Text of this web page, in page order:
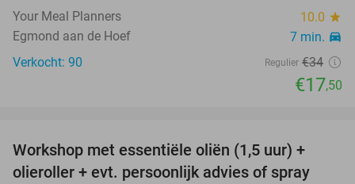
Your Meal Planners 10.0 star
Egmond aan de Hoef 7 min. directions_car
Verkocht: 90 Regulier €34
€17,50
Workshop met essentiële oliën (1,5 uur) +
olieroller + evt. persoonlijk advies of spray